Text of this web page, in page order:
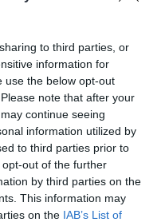
to third parties, or
information for
use the below opt-out
note that after your
continue seeing
information utilized by
to third parties prior to
out of the further
by third parties on the
This information may
on the IAB’s List of
KÖVETKEZŐ
BEJEGYZÉS
11 új eset a
megyéből